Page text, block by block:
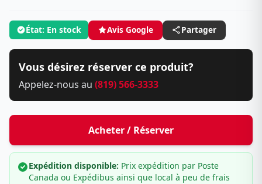
État: En stock Avis Google Partager
Vous désirez réserver ce produit?
Appelez-nous au (819) 566-3333
Acheter / Réserver
Expédition disponible: Prix expédition par Poste
Canada ou Expédibus ainsi que local à peu de frais